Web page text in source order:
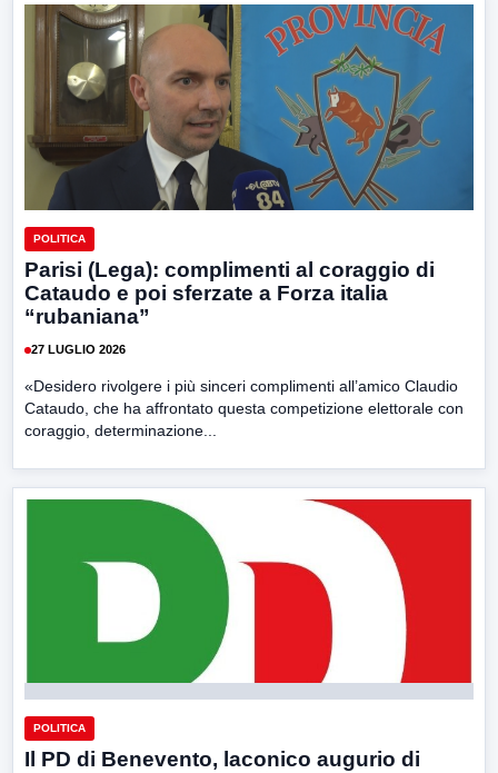
POLITICA
Parisi (Lega): complimenti al coraggio di
Cataudo e poi sferzate a Forza italia
“rubaniana”
27 LUGLIO 2026
«Desidero rivolgere i più sinceri complimenti all’amico Claudio
Cataudo, che ha affrontato questa competizione elettorale con
coraggio, determinazione...
POLITICA
Il PD di Benevento, laconico augurio di